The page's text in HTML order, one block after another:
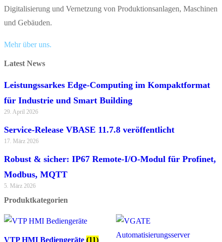
Digitalisierung und Vernetzung von Produktionsanlagen, Maschinen
und Gebäuden.
Mehr über uns.
Latest News
Leistungssarkes Edge-Computing im Kompaktformat
für Industrie und Smart Building
29. April 2026
Service-Release VBASE 11.7.8 veröffentlicht
17. März 2026
Robust & sicher: IP67 Remote-I/O-Modul für Profinet,
Modbus, MQTT
5. März 2026
Produktkategorien
VTP HMI Bediengeräte (11)